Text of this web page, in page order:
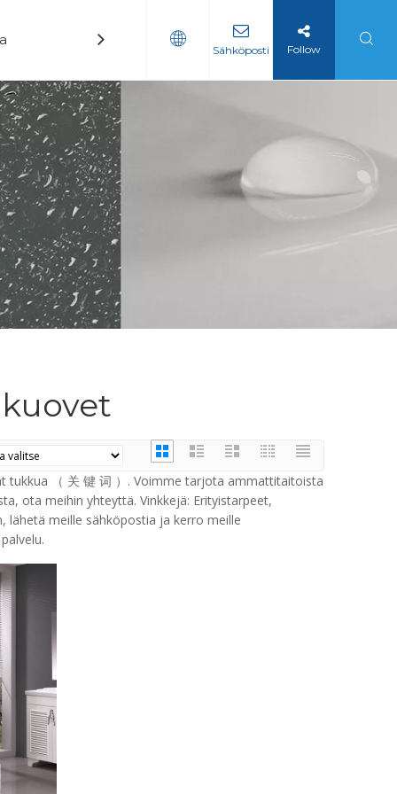
Ottaa yhteyttä
Sähköposti Follow
tukkua （ 关 键 词 ）. Voimme tarjota ammattitaitoista
ota meihin yhteyttä. Vinkkejä: Erityistarpeet,
lähetä meille sähköpostia ja kerro meille